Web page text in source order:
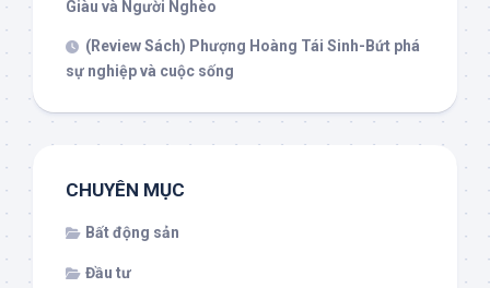
Giàu và Người Nghèo
(Review Sách) Phượng Hoàng Tái Sinh-Bứt phá
sự nghiệp và cuộc sống
CHUYÊN MỤC
Bất động sản
Đầu tư